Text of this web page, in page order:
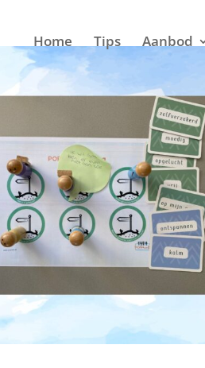
Home Tips Aanbod